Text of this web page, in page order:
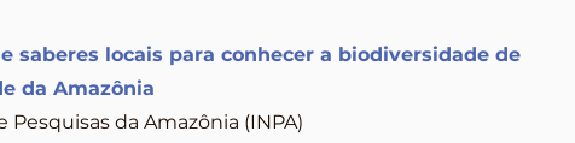
saberes locais para conhecer a biodiversidade de
da Amazônia
da Amazônia (INPA)